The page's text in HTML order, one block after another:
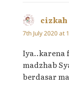
cizkah
7th July 2020 at
Iya..karena
madzhab
berdasar